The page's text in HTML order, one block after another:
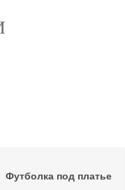
Футболка под платье